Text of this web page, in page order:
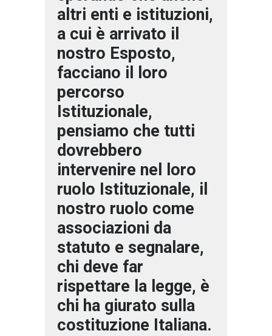
altri enti e istituzioni,
a cui è arrivato il
nostro Esposto,
facciano il loro
percorso
Istituzionale,
pensiamo che tutti
dovrebbero
intervenire nel loro
ruolo Istituzionale, il
nostro ruolo come
associazioni da
statuto e segnalare,
chi deve far
rispettare la legge, è
chi ha giurato sulla
costituzione Italiana.